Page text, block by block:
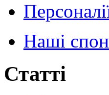
Наші
Статті